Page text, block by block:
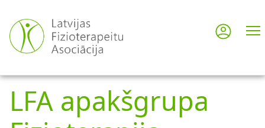
uz
galveno
saturu
User
LFA apakšgrupa